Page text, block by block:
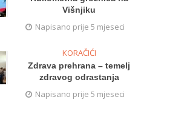
Višnjiku
Napisano prije 5 mjeseci
KORAČIĆI
Zdrava prehrana – temelj
zdravog odrastanja
Napisano prije 5 mjeseci